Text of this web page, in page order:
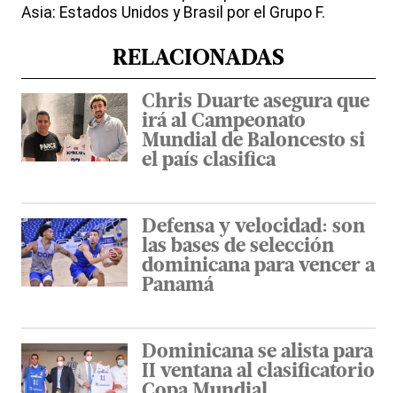
Asia: Estados Unidos y Brasil por el Grupo F.
RELACIONADAS
Chris Duarte asegura que
irá al Campeonato
Mundial de Baloncesto si
el país clasifica
Defensa y velocidad: son
las bases de selección
dominicana para vencer a
Panamá
Dominicana se alista para
II ventana al clasificatorio